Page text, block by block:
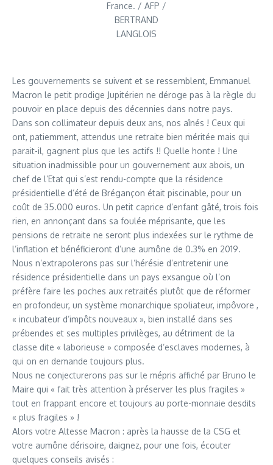
France. / AFP /
BERTRAND
LANGLOIS
Les gouvernements se suivent et se ressemblent, Emmanuel
Macron le petit prodige Jupitérien ne déroge pas à la règle du
pouvoir en place depuis des décennies dans notre pays.
Dans son collimateur depuis deux ans, nos aînés ! Ceux qui
ont, patiemment, attendus une retraite bien méritée mais qui
parait-il, gagnent plus que les actifs !! Quelle honte ! Une
situation inadmissible pour un gouvernement aux abois, un
chef de l’Etat qui s’est rendu-compte que la résidence
présidentielle d’été de Brégançon était piscinable, pour un
coût de 35.000 euros. Un petit caprice d’enfant gâté, trois fois
rien, en annonçant dans sa foulée méprisante, que les
pensions de retraite ne seront plus indexées sur le rythme de
l’inflation et bénéficieront d’une aumône de 0.3% en 2019.
Nous n’extrapolerons pas sur l’hérésie d’entretenir une
résidence présidentielle dans un pays exsangue où l’on
préfère faire les poches aux retraités plutôt que de réformer
en profondeur, un système monarchique spoliateur, impôvore ,
« incubateur d’impôts nouveaux », bien installé dans ses
prébendes et ses multiples privilèges, au détriment de la
classe dite « laborieuse » composée d’esclaves modernes, à
qui on en demande toujours plus.
Nous ne conjecturerons pas sur le mépris affiché par Bruno le
Maire qui « fait très attention à préserver les plus fragiles »
tout en frappant encore et toujours au porte-monnaie desdits
« plus fragiles » !
Alors votre Altesse Macron : après la hausse de la CSG et
votre aumône dérisoire, daignez, pour une fois, écouter
quelques conseils avisés :